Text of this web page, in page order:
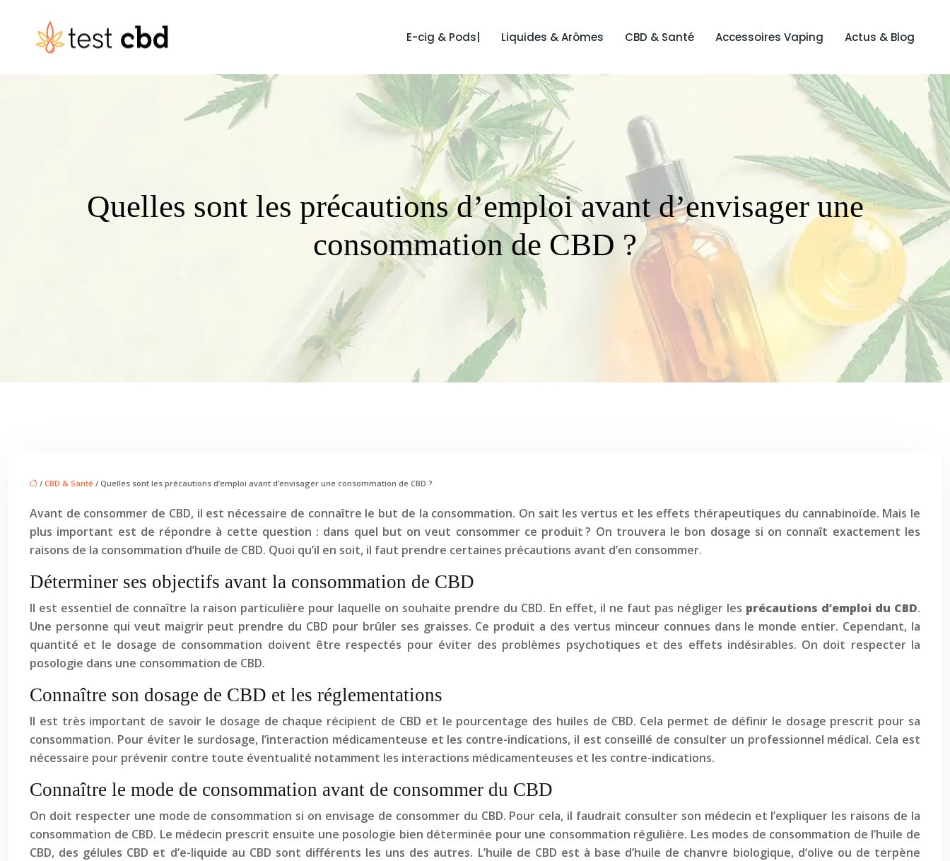
E-cig & Pods| Liquides & Arômes CBD & Santé Accessoires Vaping Actus & Blog
Quelles sont les précautions d’emploi avant d’envisager une
consommation de CBD ?
/ CBD & Santé / Quelles sont les précautions d’emploi avant d’envisager une consommation de CBD ?
Avant de consommer de CBD, il est nécessaire de connaître le but de la consommation. On sait les vertus et les effets thérapeutiques du cannabinoïde. Mais le
plus important est de répondre à cette question : dans quel but on veut consommer ce produit ? On trouvera le bon dosage si on connaît exactement les
raisons de la consommation d’huile de CBD. Quoi qu’il en soit, il faut prendre certaines précautions avant d’en consommer.
Déterminer ses objectifs avant la consommation de CBD
Il est essentiel de connaître la raison particulière pour laquelle on souhaite prendre du CBD. En effet, il ne faut pas négliger les précautions d’emploi du CBD.
Une personne qui veut maigrir peut prendre du CBD pour brûler ses graisses. Ce produit a des vertus minceur connues dans le monde entier. Cependant, la
quantité et le dosage de consommation doivent être respectés pour éviter des problèmes psychotiques et des effets indésirables. On doit respecter la
posologie dans une consommation de CBD.
Connaître son dosage de CBD et les réglementations
Il est très important de savoir le dosage de chaque récipient de CBD et le pourcentage des huiles de CBD. Cela permet de définir le dosage prescrit pour sa
consommation. Pour éviter le surdosage, l’interaction médicamenteuse et les contre-indications, il est conseillé de consulter un professionnel médical. Cela est
nécessaire pour prévenir contre toute éventualité notamment les interactions médicamenteuses et les contre-indications.
Connaître le mode de consommation avant de consommer du CBD
On doit respecter une mode de consommation si on envisage de consommer du CBD. Pour cela, il faudrait consulter son médecin et l’expliquer les raisons de la
consommation de CBD. Le médecin prescrit ensuite une posologie bien déterminée pour une consommation régulière. Les modes de consommation de l’huile de
CBD, des gélules CBD et d’e-liquide au CBD sont différents les uns des autres. L’huile de CBD est à base d’huile de chanvre biologique, d’olive ou de terpène